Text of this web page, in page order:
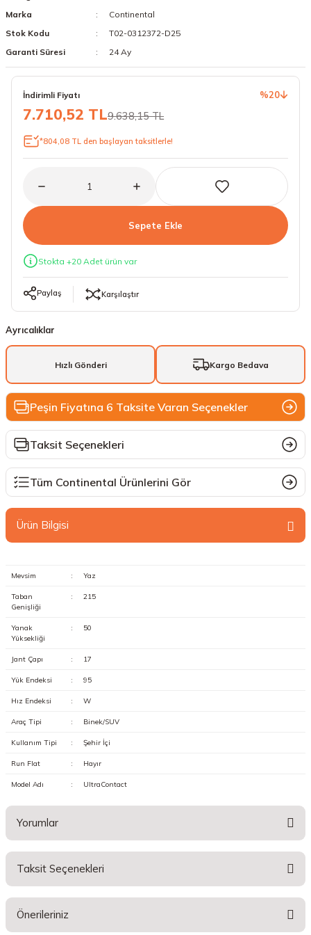
24 Lastikler
Marka
Continental
Stok Kodu
T02-0312372-D25
Garanti Süresi
24 Ay
İndirimli Fiyatı %20
7.710,52 TL9.638,15 TL
*804,08 TL den başlayan taksitlerle!
Sepete Ekle
Stokta +20 Adet ürün var
Paylaş Karşılaştır
Ayrıcalıklar
Hızlı Gönderi Kargo Bedava
Peşin Fiyatına 6 Taksite Varan Seçenekler
Taksit Seçenekleri
Tüm Continental Ürünlerini Gör
Ürün Bilgisi
Mevsim : Yaz
Taban
Genişliği
: 215
Yanak
Yüksekliği
: 50
Jant Çapı : 17
Yük Endeksi : 95
Hız Endeksi : W
Araç Tipi : Binek/SUV
Kullanım Tipi : Şehir İçi
Run Flat : Hayır
Model Adı : UltraContact
Yorumlar
Taksit Seçenekleri
Önerileriniz